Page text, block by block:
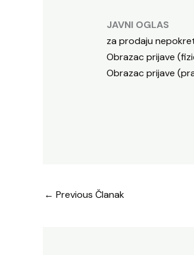
JAVNI OGLAS
za prodaju
Obrazac prijave
Obrazac prijave
← Previous Članak